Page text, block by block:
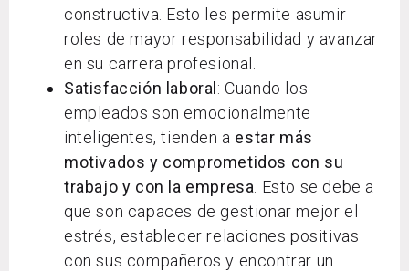
constructiva. Esto les permite asumir
roles de mayor responsabilidad y avanzar
en su carrera profesional.
Satisfacción laboral: Cuando los
empleados son emocionalmente
inteligentes, tienden a estar más
motivados y comprometidos con su
trabajo y con la empresa . Esto se debe a
que son capaces de gestionar mejor el
estrés, establecer relaciones positivas
con sus compañeros y encontrar un